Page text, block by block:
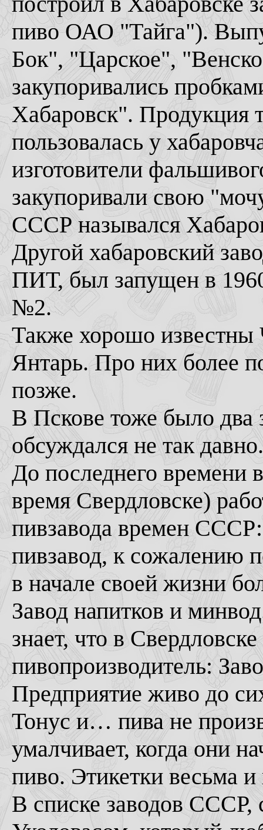
пиво ОАО "Тайга").
Бок", "Царское",
закупоривались
Хабаровск". Продукция
пользовалась у
изготовители
закупоривали свою
СССР назывался
Другой хабаровский
ПИТ, был запущен в
№2.
Также хорошо известны
Янтарь. Про них более
позже.
В Пскове тоже было два
обсуждался не так давно.
До последнего времени
время Свердловске)
пивзавода времен
пивзавод, к сожалению
в начале своей жизни
Завод напитков и
знает, что в
пивопроизводитель:
Предприятие живо до
Тонус и… пива не
умалчивает, когда они
пиво. Этикетки весьма
В списке заводов СССР,